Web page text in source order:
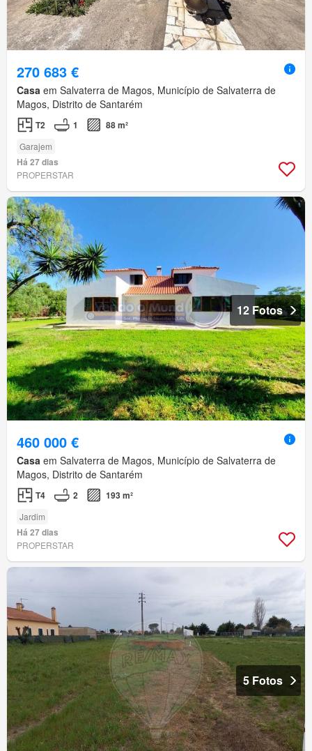
270 683 €
Casa em Salvaterra de Magos, Município de Salvaterra de
Magos, Distrito de Santarém
T2 1 88 m²
Garajem
Há 27 dias
PROPERSTAR
12 Fotos
460 000 €
Casa em Salvaterra de Magos, Município de Salvaterra de
Magos, Distrito de Santarém
T4 2 193 m²
Jardim
Há 27 dias
PROPERSTAR
5 Fotos